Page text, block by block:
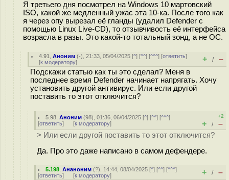
Я третьего дня посмотрел на Windows 10 мартовский
ISO, какой же медленный ужас эта 10-ка. После того как
я через опу вырезал её гланды (удалил Defender с
помощью Linux Live-CD), то отзывчивость её интерфейса
возрасла в разы. Это какой-то тотальный зонд, а не ОС.
4.91 ,Аноним (-), 21:33, 05/04/2025 [^] [^^] [^^^] [ответить]
[к модератору] + / –
Подскажи статью как ты это сделал? Меня в
последнее время Defender начинает напрягать. Хочу
установить другой антивирус. Или если другой
поставить то этот отключится?
5.98 ,Аноним (98), 01:36, 06/04/2025 [^] [^^] [^^^]
[ответить] [к модератору]
+2
+ / –
> Или если другой поставить то этот отключится?
Да. Про это даже написано в самом дефендере.
5.198 ,Ананоним (?), 14:44, 08/04/2025 [^] [^^] [^^^]
[ответить] [к модератору] + / –